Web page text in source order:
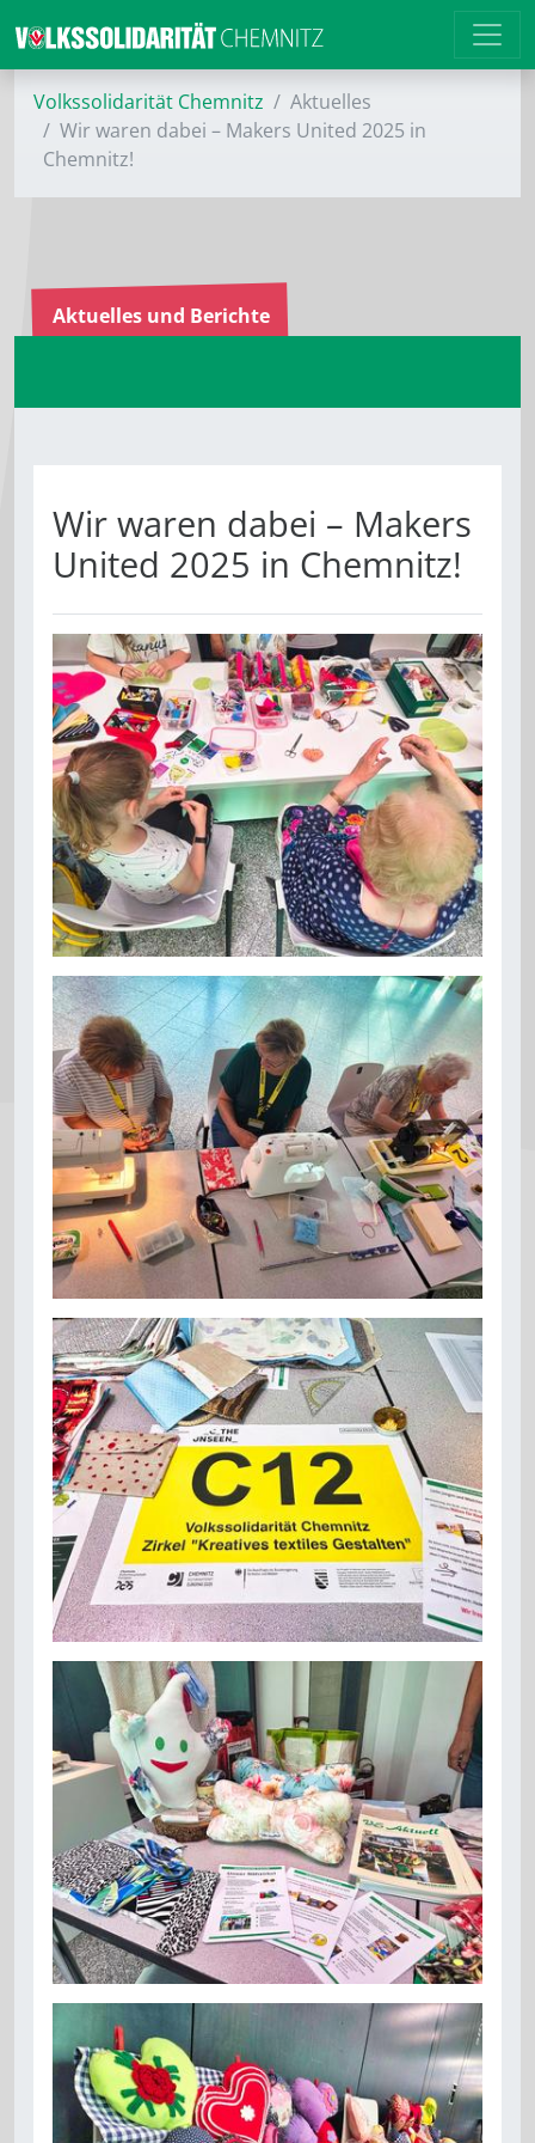
Volkssolidarität Chemnitz
Aktuelles
Wir waren dabei – Makers United 2025 in
Chemnitz!
Aktuelles und Berichte
Wir waren dabei – Makers
United 2025 in Chemnitz!